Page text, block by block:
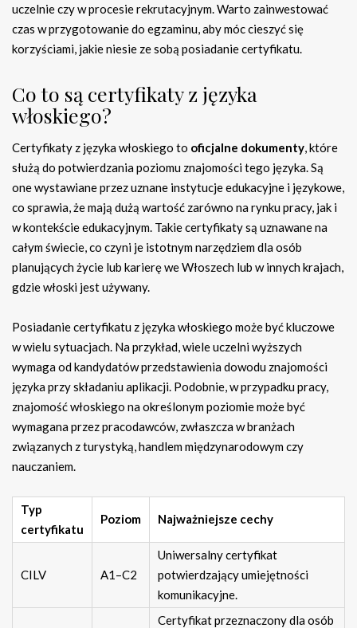
uczelnie czy w procesie rekrutacyjnym. Warto zainwestować
czas w przygotowanie do egzaminu, aby móc cieszyć się
korzyściami, jakie niesie ze sobą posiadanie certyfikatu.
Co to są certyfikaty z języka
włoskiego?
Certyfikaty z języka włoskiego to oficjalne dokumenty, które
służą do potwierdzania poziomu znajomości tego języka. Są
one wystawiane przez uznane instytucje edukacyjne i językowe,
co sprawia, że mają dużą wartość zarówno na rynku pracy, jak i
w kontekście edukacyjnym. Takie certyfikaty są uznawane na
całym świecie, co czyni je istotnym narzędziem dla osób
planujących życie lub karierę we Włoszech lub w innych krajach,
gdzie włoski jest używany.
Posiadanie certyfikatu z języka włoskiego może być kluczowe
w wielu sytuacjach. Na przykład, wiele uczelni wyższych
wymaga od kandydatów przedstawienia dowodu znajomości
języka przy składaniu aplikacji. Podobnie, w przypadku pracy,
znajomość włoskiego na określonym poziomie może być
wymagana przez pracodawców, zwłaszcza w branżach
związanych z turystyką, handlem międzynarodowym czy
nauczaniem.
Typ
certyfikatu
Poziom Najważniejsze cechy
CILV A1–C2
Uniwersalny certyfikat
potwierdzający umiejętności
komunikacyjne.
Certyfikat przeznaczony dla osób